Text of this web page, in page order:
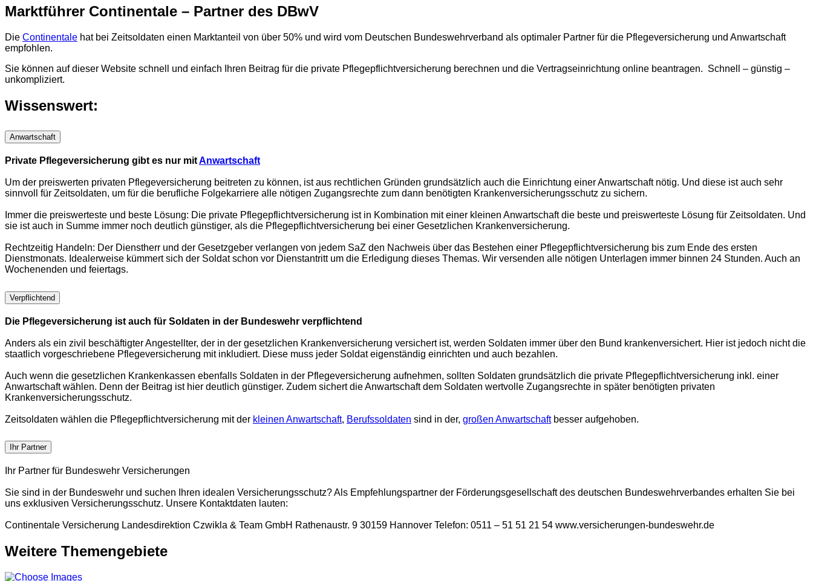
Marktführer Continentale – Partner des DBwV
Die Continentale hat bei Zeitsoldaten einen Marktanteil von über 50% und wird vom Deutschen Bundeswehrverband als optimaler Partner für die Pflegeversicherung und Anwartschaft
empfohlen.
Sie können auf dieser Website schnell und einfach Ihren Beitrag für die private Pflegepflichtversicherung berechnen und die Vertragseinrichtung online beantragen. Schnell – günstig –
unkompliziert.
Wissenswert:
Anwartschaft
Private Pflegeversicherung gibt es nur mitAnwartschaft
Um der preiswerten privaten Pflegeversicherung beitreten zu können, ist aus rechtlichen Gründen grundsätzlich auch die Einrichtung einer Anwartschaft nötig. Und diese ist auch sehr
sinnvoll für Zeitsoldaten, um für die berufliche Folgekarriere alle nötigen Zugangsrechte zum dann benötigten Krankenversicherungsschutz zu sichern.
Immer die preiswerteste und beste Lösung: Die private Pflegepflichtversicherung ist in Kombination mit einer kleinen Anwartschaft die beste und preiswerteste Lösung für Zeitsoldaten. Und
sie ist auch in Summe immer noch deutlich günstiger, als die Pflegepflichtversicherung bei einer Gesetzlichen Krankenversicherung.
Rechtzeitig Handeln: Der Dienstherr und der Gesetzgeber verlangen von jedem SaZ den Nachweis über das Bestehen einer Pflegepflichtversicherung bis zum Ende des ersten
Dienstmonats. Idealerweise kümmert sich der Soldat schon vor Dienstantritt um die Erledigung dieses Themas. Wir versenden alle nötigen Unterlagen immer binnen 24 Stunden. Auch an
Wochenenden und feiertags.
Verpflichtend
Die Pflegeversicherung ist auch für Soldaten in der Bundeswehr verpflichtend
Anders als ein zivil beschäftigter Angestellter, der in der gesetzlichen Krankenversicherung versichert ist, werden Soldaten immer über den Bund krankenversichert. Hier ist jedoch nicht die
staatlich vorgeschriebene Pflegeversicherung mit inkludiert. Diese muss jeder Soldat eigenständig einrichten und auch bezahlen.
Auch wenn die gesetzlichen Krankenkassen ebenfalls Soldaten in der Pflegeversicherung aufnehmen, sollten Soldaten grundsätzlich die private Pflegepflichtversicherung inkl. einer
Anwartschaft wählen. Denn der Beitrag ist hier deutlich günstiger. Zudem sichert die Anwartschaft dem Soldaten wertvolle Zugangsrechte in später benötigten privaten
Krankenversicherungsschutz.
Zeitsoldaten wählen die Pflegepflichtversicherung mit der kleinen Anwartschaft, Berufssoldaten sind in der, großen Anwartschaftbesser aufgehoben.
Ihr Partner
Ihr Partner für Bundeswehr Versicherungen
Sie sind in der Bundeswehr und suchen Ihren idealen Versicherungsschutz? Als Empfehlungspartner der Förderungsgesellschaft des deutschen Bundeswehrverbandes erhalten Sie bei
uns exklusiven Versicherungsschutz. Unsere Kontaktdaten lauten:
Continentale Versicherung Landesdirektion Czwikla & Team GmbH Rathenaustr. 9 30159 Hannover Telefon: 0511 – 51 51 21 54 www.versicherungen-bundeswehr.de
Weitere Themengebiete